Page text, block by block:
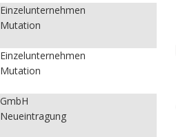
Einzelunternehmen
Mutation
Einzelunternehmen
Mutation
GmbH
Neueintragung